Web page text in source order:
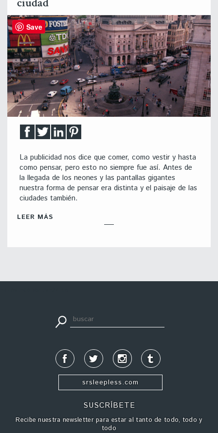
La publicidad nos dice que comer, como vestir y hasta
como pensar, pero esto no siempre fue así. Antes de
la llegada de los neones y las pantallas gigantes
nuestra forma de pensar era distinta y el paisaje de las
ciudades también.
LEER MÁS
srsleepless.com
SUSCRÍBETE
Recibe nuestra newsletter para estar al tanto de todo, todo y
todo
Save